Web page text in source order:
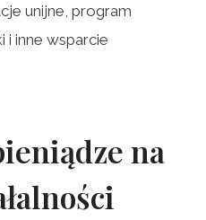
unijne, program
i inne wsparcie
na